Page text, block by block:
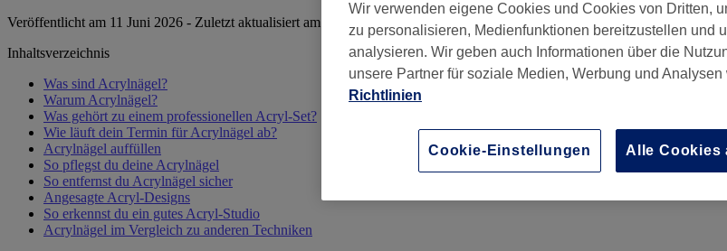
Veröffentlicht am 11 Juni 2026 - Zuletzt aktualisiert am 12 Juni 2026 von The Manicure & Artistry Desk
Inhaltsverzeichnis
Was sind Acrylnägel?
Warum Acrylnägel?
Was gehört zu einem professionellen Acryl-Set?
Wie läuft dein Termin für Acrylnägel ab?
Acrylnägel auffüllen
So pflegst du deine Acrylnägel
So entfernst du Acrylnägel sicher
Angesagte Acryl-Designs
So erkennst du ein gutes Acryl-Studio
Acrylnägel im Vergleich zu anderen Techniken
Wir verwenden eigene Cookies und Cookies von Dritten,
zu personalisieren, Medienfunktionen bereitzustellen und
analysieren. Wir geben auch Informationen über die
unsere Partner für soziale Medien, Werbung und Analysen
Richtlinien
Alle Cookies
Cookie-Einstellungen